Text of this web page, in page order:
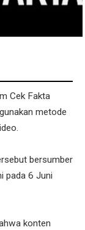
Cek Fakta
metode
bersumber
pada 6 Juni
konten